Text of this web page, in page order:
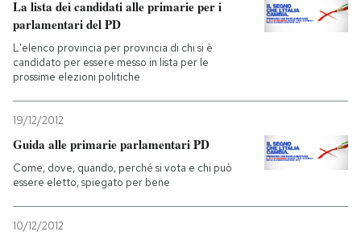
Politica
Tecnologia
Internet
Scienza
Economia
Sport
Consumismi
Ok Boomer!
Mondiali calcio 2026
La lista dei candidati alle primarie per i
parlamentari del PD
L'elenco provincia per provincia di chi si è
candidato per essere messo in lista per le
prossime elezioni politiche
19/12/2012
Guida alle primarie parlamentari PD
Come, dove, quando, perché si vota e chi può
essere eletto, spiegato per bene
10/12/2012